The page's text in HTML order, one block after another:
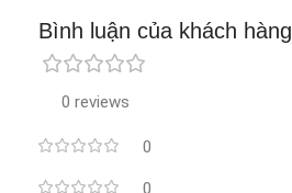
Bình luận của khách hàng
0 reviews
0
0